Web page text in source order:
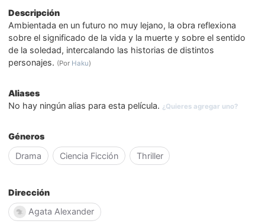
Descripción
Ambientada en un futuro no muy lejano, la obra reflexiona
sobre el significado de la vida y la muerte y sobre el sentido
de la soledad, intercalando las historias de distintos
personajes. (Por Haku)
Aliases
No hay ningún alias para esta película. ¿Quieres agregar uno?
Géneros
Drama
Ciencia Ficción Thriller
Dirección
Agata Alexander